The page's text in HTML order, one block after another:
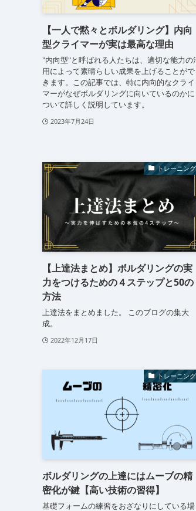
【一人で黙々とボルダリング】内向
型クライマーが実は最高な理由
"内向型"と呼ばれる人たちは、適切な能力の
用によって素晴らしい成果を上げることがで
きます。この記事では、特に内向的なクライ
マーがなぜボルダリングに向いているのかに
ついて詳しく説明しています。
2023年7月24日
トレーニング
【上達法まとめ】ボルダリングの実
力をつけるための４ステップと50の
方法
上達法をまとめました。 このブログの集大
成。
2022年12月17日
トレーニング
ボルダリングの上達にはムーブの精
密化が鍵【高い技術の習得】
基礎フォームの練習をおざなりにしている場